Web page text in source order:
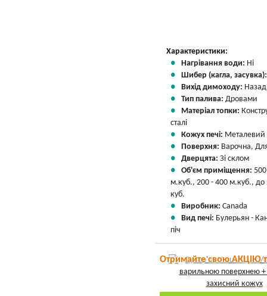
Характеристики:
Нагрівання води: Ні
Шибер (кагла,
Вихід димоходу: Назад
Тип палива: Дровами
Матеріал топки:
сталі
Кожух печі: Металевий
Поверхня: Варочна, Для
Дверцята: Зі склом
Об'єм приміщення:
м.куб., 200 - 400 м.куб., до
куб.
Виробник: Canada
Вид печі: Булерьян -
піч
Отримайте свою АКЦІЮ